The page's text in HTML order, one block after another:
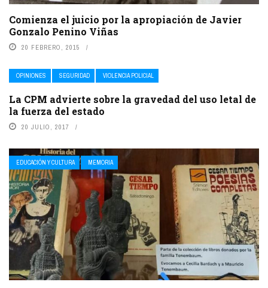
Comienza el juicio por la apropiación de Javier
Gonzalo Penino Viñas
20 FEBRERO, 2015
OPINIONES SEGURIDAD VIOLENCIA POLICIAL
La CPM advierte sobre la gravedad del uso letal de
la fuerza del estado
20 JULIO, 2017
EDUCACIÓN Y CULTURA MEMORIA